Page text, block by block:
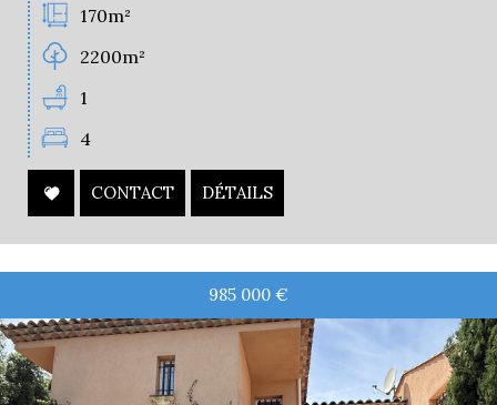
170m²
2200m²
1
4
CONTACT DÉTAILS
985 000 €